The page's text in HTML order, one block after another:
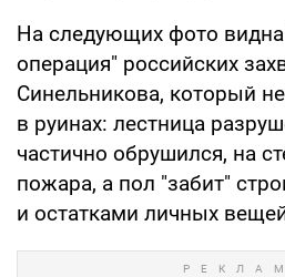
На следующих фото видна
операция" российских
Синельникова, который
в руинах: лестница
частично обрушился, на
пожара, а пол "забит"
и остатками личных